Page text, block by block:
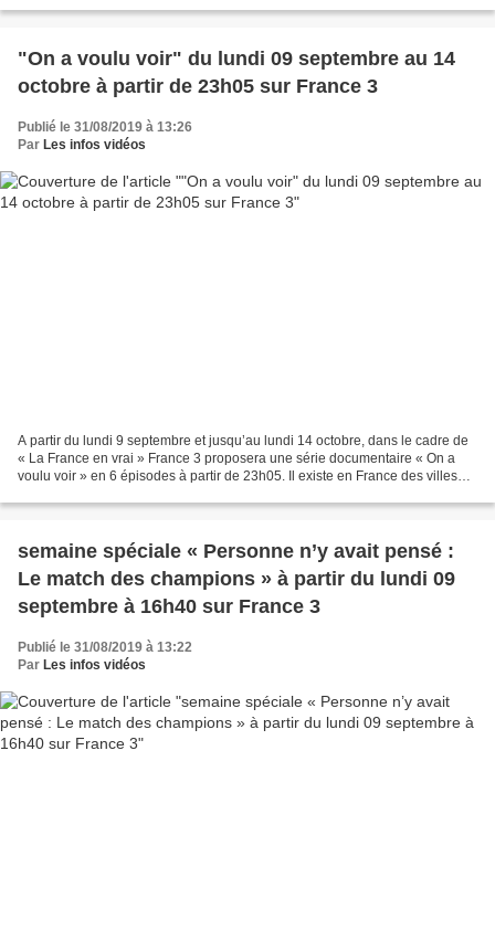
"On a voulu voir" du lundi 09 septembre au 14
octobre à partir de 23h05 sur France 3
Publié le 31/08/2019 à 13:26
Par Les infos vidéos
A partir du lundi 9 septembre et jusqu’au lundi 14 octobre, dans le cadre de
« La France en vrai » France 3 proposera une série documentaire « On a
voulu voir » en 6 épisodes à partir de 23h05. Il existe en France des villes
semaine spéciale « Personne n’y avait pensé :
Le match des champions » à partir du lundi 09
septembre à 16h40 sur France 3
Publié le 31/08/2019 à 13:22
Par Les infos vidéos